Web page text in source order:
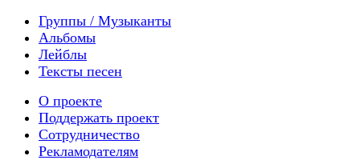
Группы / Музыканты
Альбомы
Лейблы
Тексты песен
О проекте
Поддержать проект
Сотрудничество
Рекламодателям